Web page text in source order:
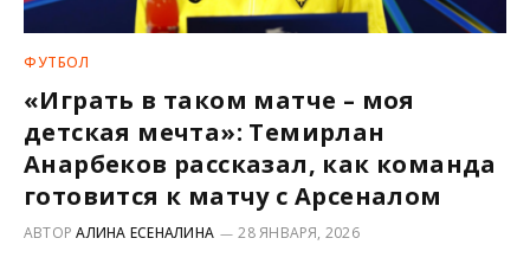
ФУТБОЛ
«Играть в таком матче – моя
детская мечта»: Темирлан
Анарбеков рассказал, как команда
готовится к матчу с Арсеналом
АВТОРАЛИНА ЕСЕНАЛИНА 28 ЯНВАРЯ, 2026